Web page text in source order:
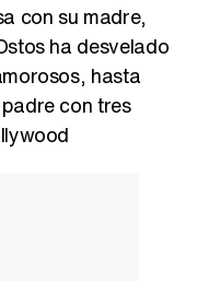
con su madre,
ha desvelado
hasta
con tres